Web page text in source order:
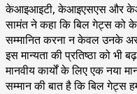
केआइआइटी, केआइएसएस और
सामंत ने कहा कि बिल गेट्स को
सम्मानित करना न केवल उनके
इस मान्यता की प्रतिष्ठा को भी
मानवीय कार्यों के लिए एक नया
सम्मान की बात है कि बिल गेट्स